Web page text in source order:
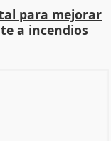
para mejorar
a incendios